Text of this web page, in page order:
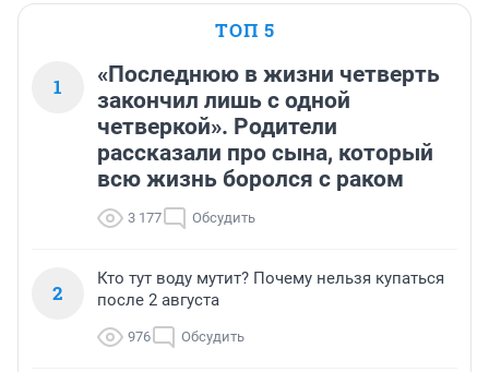
ТОП 5
1
«Последнюю в жизни четверть
закончил лишь с одной
четверкой». Родители
рассказали про сына, который
всю жизнь боролся с раком
3 177 Обсудить
2
Кто тут воду мутит? Почему нельзя купаться
после 2 августа
976 Обсудить